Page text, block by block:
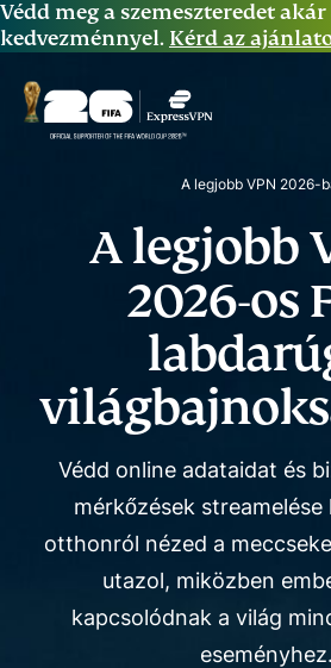
Védd meg a szemeszteredet akár
kedvezménnyel. Kérd az
A legjobb VPN 2026-
A legjobb
2026-os
Védd online adataidat és
mérkőzések
otthonról nézed a
utazol, miközben
kapcsolódnak a világ
eseményhez.